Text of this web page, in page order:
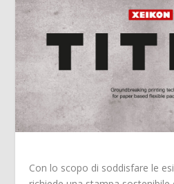
Con lo scopo di soddisfare le